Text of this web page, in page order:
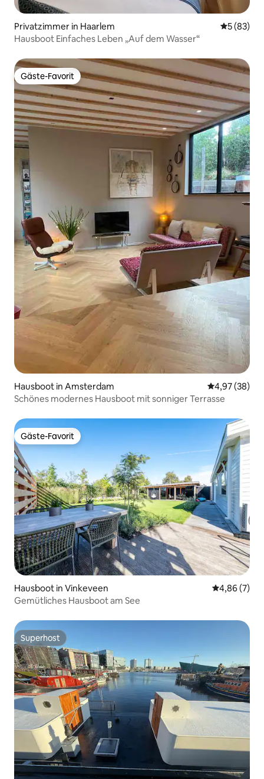
Privatzimmer in Haarlem
5 (83)
Hausboot Einfaches Leben „Auf dem Wasser“
Gäste-Favorit
Gäste-Favorit
Hausboot in Amsterdam
4,97 (38)
Schönes modernes Hausboot mit sonniger Terrasse
Gäste-Favorit
Gäste-Favorit
Hausboot in Vinkeveen
4,86 (7)
Gemütliches Hausboot am See
Superhost
Superhost